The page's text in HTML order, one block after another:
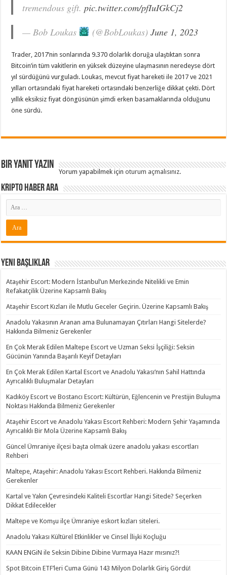
tremendous gift.pic.twitter.com/pfIuIGkCj2
— Bob Loukas
(@BobLoukas) June 1, 2023
Trader, 2017’nin sonlarında 9.370 dolarlık doruğa ulaştıktan sonra
Bitcoin’in tüm vakitlerin en yüksek düzeyine ulaşmasının neredeyse dört
yıl sürdüğünü vurguladı. Loukas, mevcut fiyat hareketi ile 2017 ve 2021
yılları ortasındaki fiyat hareketi ortasındaki benzerliğe dikkat çekti. Dört
yıllık eksiksiz fiyat döngüsünün şimdi erken basamaklarında olduğunu
öne sürdü.
Bir yanıt yazın
Yorum yapabilmek içinoturum açmalısınız.
Kripto Haber ARA
Yeni Başlıklar
Ataşehir Escort: Modern İstanbul’un Merkezinde Nitelikli ve Emin
Refakatçilik Üzerine Kapsamlı Bakış
Ataşehir Escort Kızları ile Mutlu Geceler Geçirin. Üzerine Kapsamlı Bakış
Anadolu Yakasının Aranan ama Bulunamayan Çıtırları Hangi Sitelerde?
Hakkında Bilmeniz Gerekenler
En Çok Merak Edilen Maltepe Escort ve Uzman Seksi İşçiliği: Seksin
Gücünün Yanında Başarılı Keyif Detayları
En Çok Merak Edilen Kartal Escort ve Anadolu Yakası’nın Sahil Hattında
Ayrıcalıklı Buluşmalar Detayları
Kadıköy Escort ve Bostancı Escort: Kültürün, Eğlencenin ve Prestijin Buluşma
Noktası Hakkında Bilmeniz Gerekenler
Ataşehir Escort ve Anadolu Yakası Escort Rehberi: Modern Şehir Yaşamında
Ayrıcalıklı Bir Mola Üzerine Kapsamlı Bakış
Güncel Ümraniye ilçesi başta olmak üzere anadolu yakası escortları
Rehberi
Maltepe, Ataşehir: Anadolu Yakası Escort Rehberi. Hakkında Bilmeniz
Gerekenler
Kartal ve Yakın Çevresindeki Kaliteli Escortlar Hangi Sitede? Seçerken
Dikkat Edilecekler
Maltepe ve Komşu ilçe Ümraniye eskort kızları siteleri.
Anadolu Yakası Kültürel Etkinlikler ve Cinsel İlişki Koçluğu
KAAN ENGiN ile Seksin Dibine Dibine Vurmaya Hazır mısınız?!
Spot Bitcoin ETF’leri Cuma Günü 143 Milyon Dolarlık Giriş Gördü!